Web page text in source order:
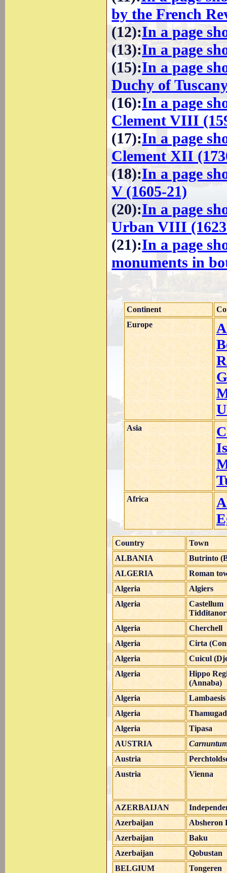
by the French
(12):In a page
(13):In a page
(15):In a page
Duchy of
(16):In a page
Clement VIII
(17):In a page
Clement XII
(18):In a page
V (1605-21)
(20):In a page
Urban VIII
(21):In a page
monuments in
Continent
Europe
Asia
Africa
Country
Town
ALBANIA
Butrinto
ALGERIA
Roman
Algeria
Algiers
Algeria
Castellum
Algeria
Cherchell
Algeria
Cirta
Algeria
Cuicul
Algeria
Hippo
(Annaba)
Algeria
Lambaesis
Algeria
Algeria
Tipasa
AUSTRIA
Austria
Austria
Vienna
AZERBAIJAN
Azerbaijan
Absheron
Azerbaijan
Baku
Azerbaijan
Qobustan
BELGIUM
Tongeren